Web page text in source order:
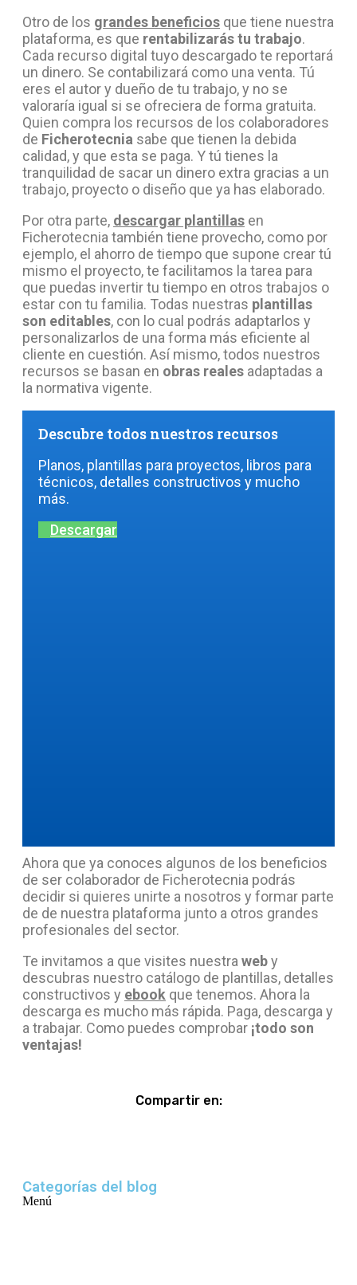
Otro de los grandes beneficios que tiene nuestra
plataforma, es que rentabilizarás tu trabajo.
Cada recurso digital tuyo descargado te reportará
un dinero. Se contabilizará como una venta. Tú
eres el autor y dueño de tu trabajo, y no se
valoraría igual si se ofreciera de forma gratuita.
Quien compra los recursos de los colaboradores
de Ficherotecnia sabe que tienen la debida
calidad, y que esta se paga. Y tú tienes la
tranquilidad de sacar un dinero extra gracias a un
trabajo, proyecto o diseño que ya has elaborado.
Por otra parte, descargar plantillas en
Ficherotecnia también tiene provecho, como por
ejemplo, el ahorro de tiempo que supone crear tú
mismo el proyecto, te facilitamos la tarea para
que puedas invertir tu tiempo en otros trabajos o
estar con tu familia. Todas nuestras plantillas
son editables, con lo cual podrás adaptarlos y
personalizarlos de una forma más eficiente al
cliente en cuestión. Así mismo, todos nuestros
recursos se basan en obras reales adaptadas a
la normativa vigente.
Descubre todos nuestros recursos
Planos, plantillas para proyectos, libros para
técnicos, detalles constructivos y mucho
más.
Descargar
Ahora que ya conoces algunos de los beneficios
de ser colaborador de Ficherotecnia podrás
decidir si quieres unirte a nosotros y formar parte
de de nuestra plataforma junto a otros grandes
profesionales del sector.
Te invitamos a que visites nuestra weby
descubras nuestro catálogo de plantillas, detalles
constructivos y ebook que tenemos. Ahora la
descarga es mucho más rápida. Paga, descarga y
a trabajar. Como puedes comprobar ¡todo son
ventajas!
Compartir en:
Categorías del blog
Menú